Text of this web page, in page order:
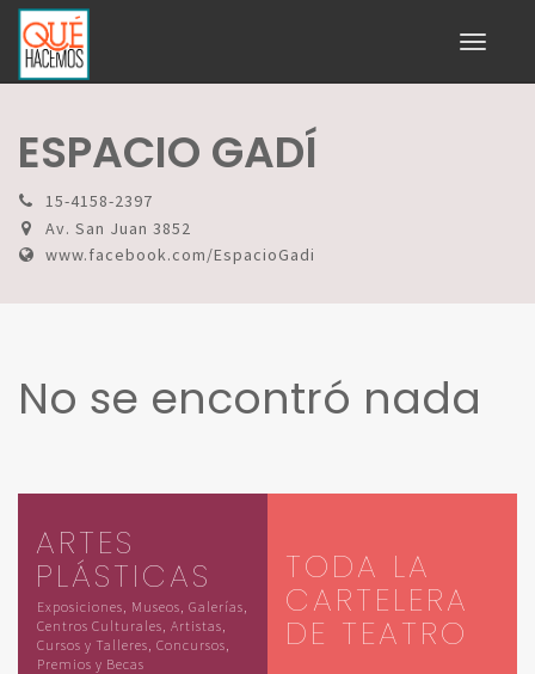
Toggle
ESPACIO GADÍ
15-4158-2397
Av. San Juan 3852
www.facebook.com/EspacioGadi
No se encontró nada
ARTES
PLÁSTICAS
Exposiciones, Museos, Galerías,
Centros Culturales, Artistas,
Cursos y Talleres, Concursos,
Premios y Becas
TODA LA
CARTELERA
DE TEATRO